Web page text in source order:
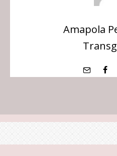
Amapola